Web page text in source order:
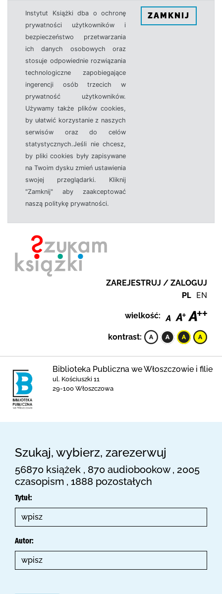
Instytut Książki dba o ochronę
prywatności użytkowników i
bezpieczeństwo przetwarzania
ich danych osobowych oraz
stosuje odpowiednie rozwiązania
technologiczne zapobiegające
ingerencji osób trzecich w
prywatność użytkowników.
Używamy także plików cookies,
by ułatwić korzystanie z naszych
serwisów oraz do celów
statystycznych.Jeśli nie chcesz,
by pliki cookies były zapisywane
na Twoim dysku zmień ustawienia
swojej przeglądarki. Kliknij
"Zamknij" aby zaakceptować
naszą politykę prywatności.
ZAMKNIJ
ZAREJESTRUJ / ZALOGUJ
PL EN
wielkość:
kontrast:
Biblioteka Publiczna we Włoszczowie i filie
ul. Kościuszki 11
29-100 Włoszczowa
Szukaj, wybierz, zarezerwuj
56870 książek , 870 audiobookow , 2005
czasopism , 1888 pozostałych
Tytuł:
Autor: